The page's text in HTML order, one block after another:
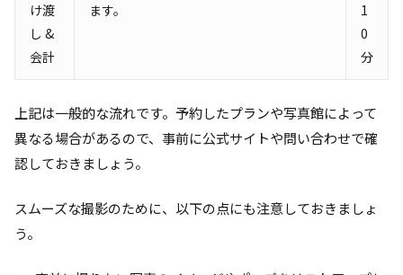
け渡
し &
会計
ます。
1
0
分
上記は一般的な流れです。予約したプランや写真館によって
異なる場合があるので、事前に公式サイトや問い合わせで確
認しておきましょう。
スムーズな撮影のために、以下の点にも注意しておきましょ
う。